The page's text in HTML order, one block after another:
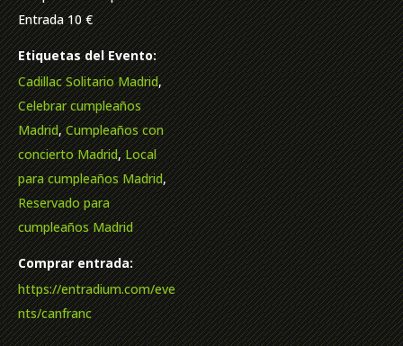
Entrada 10 €
Etiquetas del Evento:
Cadillac Solitario Madrid,
Celebrar cumpleaños
Madrid,Cumpleaños con
concierto Madrid,Local
para cumpleaños Madrid,
Reservado para
cumpleaños Madrid
Comprar entrada:
https://entradium.com/eve
nts/canfranc